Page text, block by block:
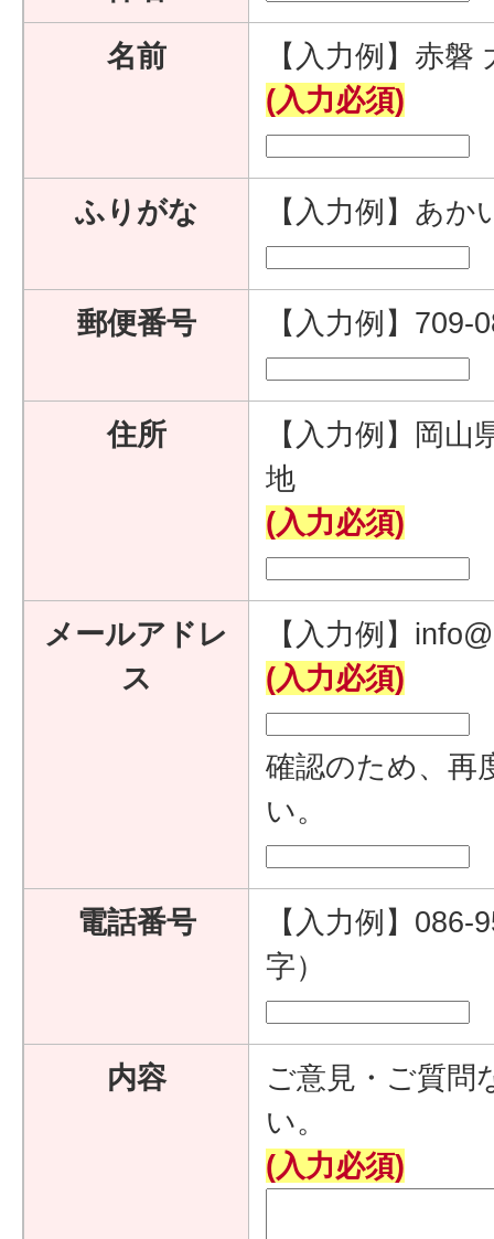
名前
【入力例】赤磐
(入力必須)
ふりがな 【入力例】あ
郵便番号 【入力例】
住所
【入力例】岡
地
(入力必須)
メールアドレ
ス
【入力例】
(入力必須)
確認のため、再
い。
電話番号
【入力例】
字）
内容
ご意見・ご質問
い。
(入力必須)